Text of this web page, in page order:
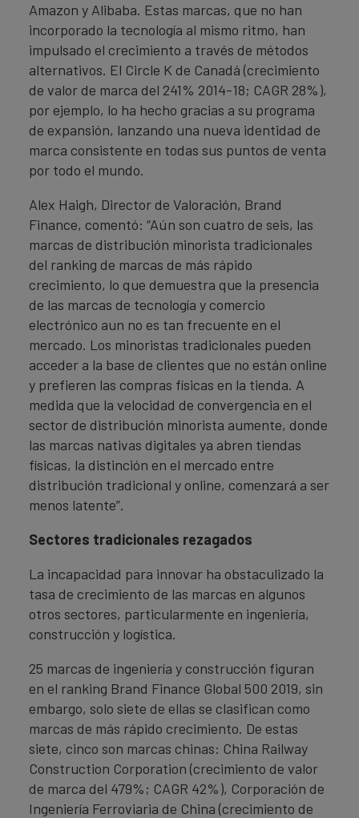
Amazon y Alibaba. Estas marcas, que no han
incorporado la tecnología al mismo ritmo, han
impulsado el crecimiento a través de métodos
alternativos. El Circle K de Canadá (crecimiento
de valor de marca del 241% 2014-18; CAGR 28%),
por ejemplo, lo ha hecho gracias a su programa
de expansión, lanzando una nueva identidad de
marca consistente en todas sus puntos de venta
por todo el mundo.
Alex Haigh, Director de Valoración, Brand
Finance, comentó: “Aún son cuatro de seis, las
marcas de distribución minorista tradicionales
del ranking de marcas de más rápido
crecimiento, lo que demuestra que la presencia
de las marcas de tecnología y comercio
electrónico aun no es tan frecuente en el
mercado. Los minoristas tradicionales pueden
acceder a la base de clientes que no están online
y prefieren las compras físicas en la tienda. A
medida que la velocidad de convergencia en el
sector de distribución minorista aumente, donde
las marcas nativas digitales ya abren tiendas
físicas, la distinción en el mercado entre
distribución tradicional y online, comenzará a ser
menos latente”.
Sectores tradicionales rezagados
La incapacidad para innovar ha obstaculizado la
tasa de crecimiento de las marcas en algunos
otros sectores, particularmente en ingeniería,
construcción y logística.
25 marcas de ingeniería y construcción figuran
en el ranking Brand Finance Global 500 2019, sin
embargo, solo siete de ellas se clasifican como
marcas de más rápido crecimiento. De estas
siete, cinco son marcas chinas: China Railway
Construction Corporation (crecimiento de valor
de marca del 479%; CAGR 42%), Corporación de
Ingeniería Ferroviaria de China (crecimiento de